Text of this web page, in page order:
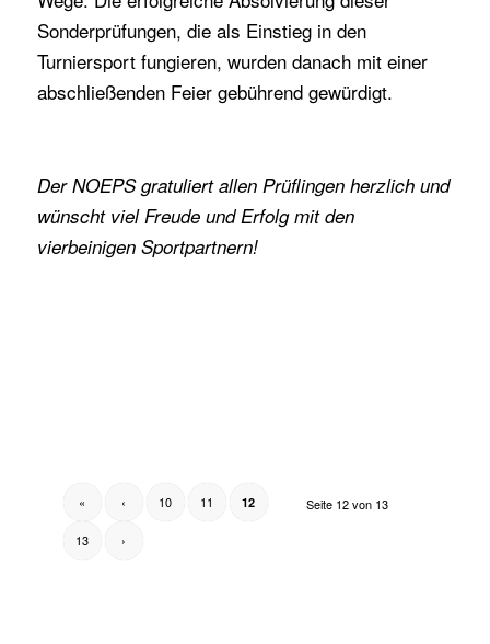
Sonderprüfungen, die als Einstieg in den
Turniersport fungieren, wurden danach mit einer
abschließenden Feier gebührend gewürdigt.
Der NOEPS gratuliert allen Prüflingen herzlich und
wünscht viel Freude und Erfolg mit den
vierbeinigen Sportpartnern!
Seite 12 von 13
« ‹ 10 11 12
13 ›